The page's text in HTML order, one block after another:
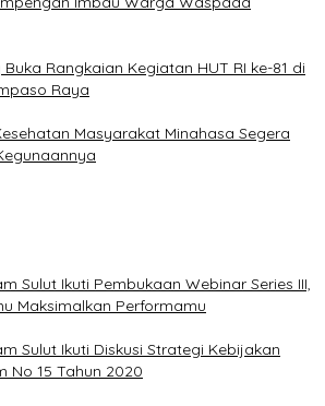
Rangkaian Kegiatan HUT RI ke-81 di
Raya
Masyarakat Minahasa Segera
Sulut Ikuti Pembukaan Webinar Series III,
Maksimalkan Performamu
Sulut Ikuti Diskusi Strategi Kebijakan
No 15 Tahun 2020